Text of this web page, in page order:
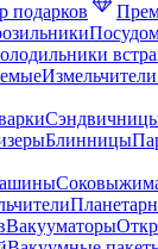
подарков
Блинницы
Вакууматоры